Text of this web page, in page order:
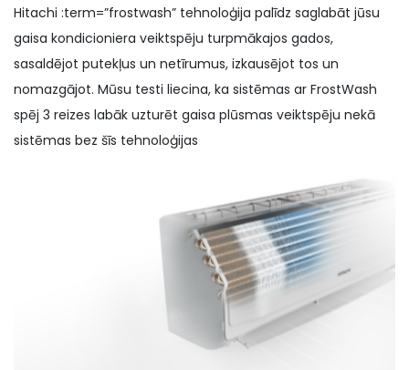
Hitachi :term=”frostwash” tehnoloģija palīdz saglabāt jūsu
gaisa kondicioniera veiktspēju turpmākajos gados,
sasaldējot putekļus un netīrumus, izkausējot tos un
nomazgājot. Mūsu testi liecina, ka sistēmas ar FrostWash
spēj 3 reizes labāk uzturēt gaisa plūsmas veiktspēju nekā
sistēmas bez šīs tehnoloģijas